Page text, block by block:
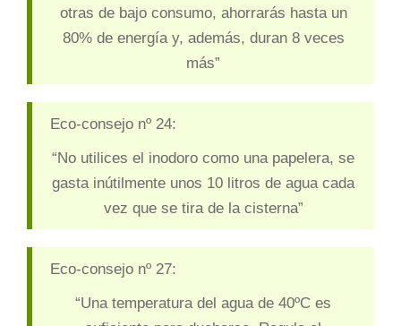
otras de bajo consumo, ahorrarás hasta un
80% de energía y, además, duran 8 veces
más”
Eco-consejo nº 24:
“No utilices el inodoro como una papelera, se
gasta inútilmente unos 10 litros de agua cada
vez que se tira de la cisterna”
Eco-consejo nº 27:
“Una temperatura del agua de 40ºC es